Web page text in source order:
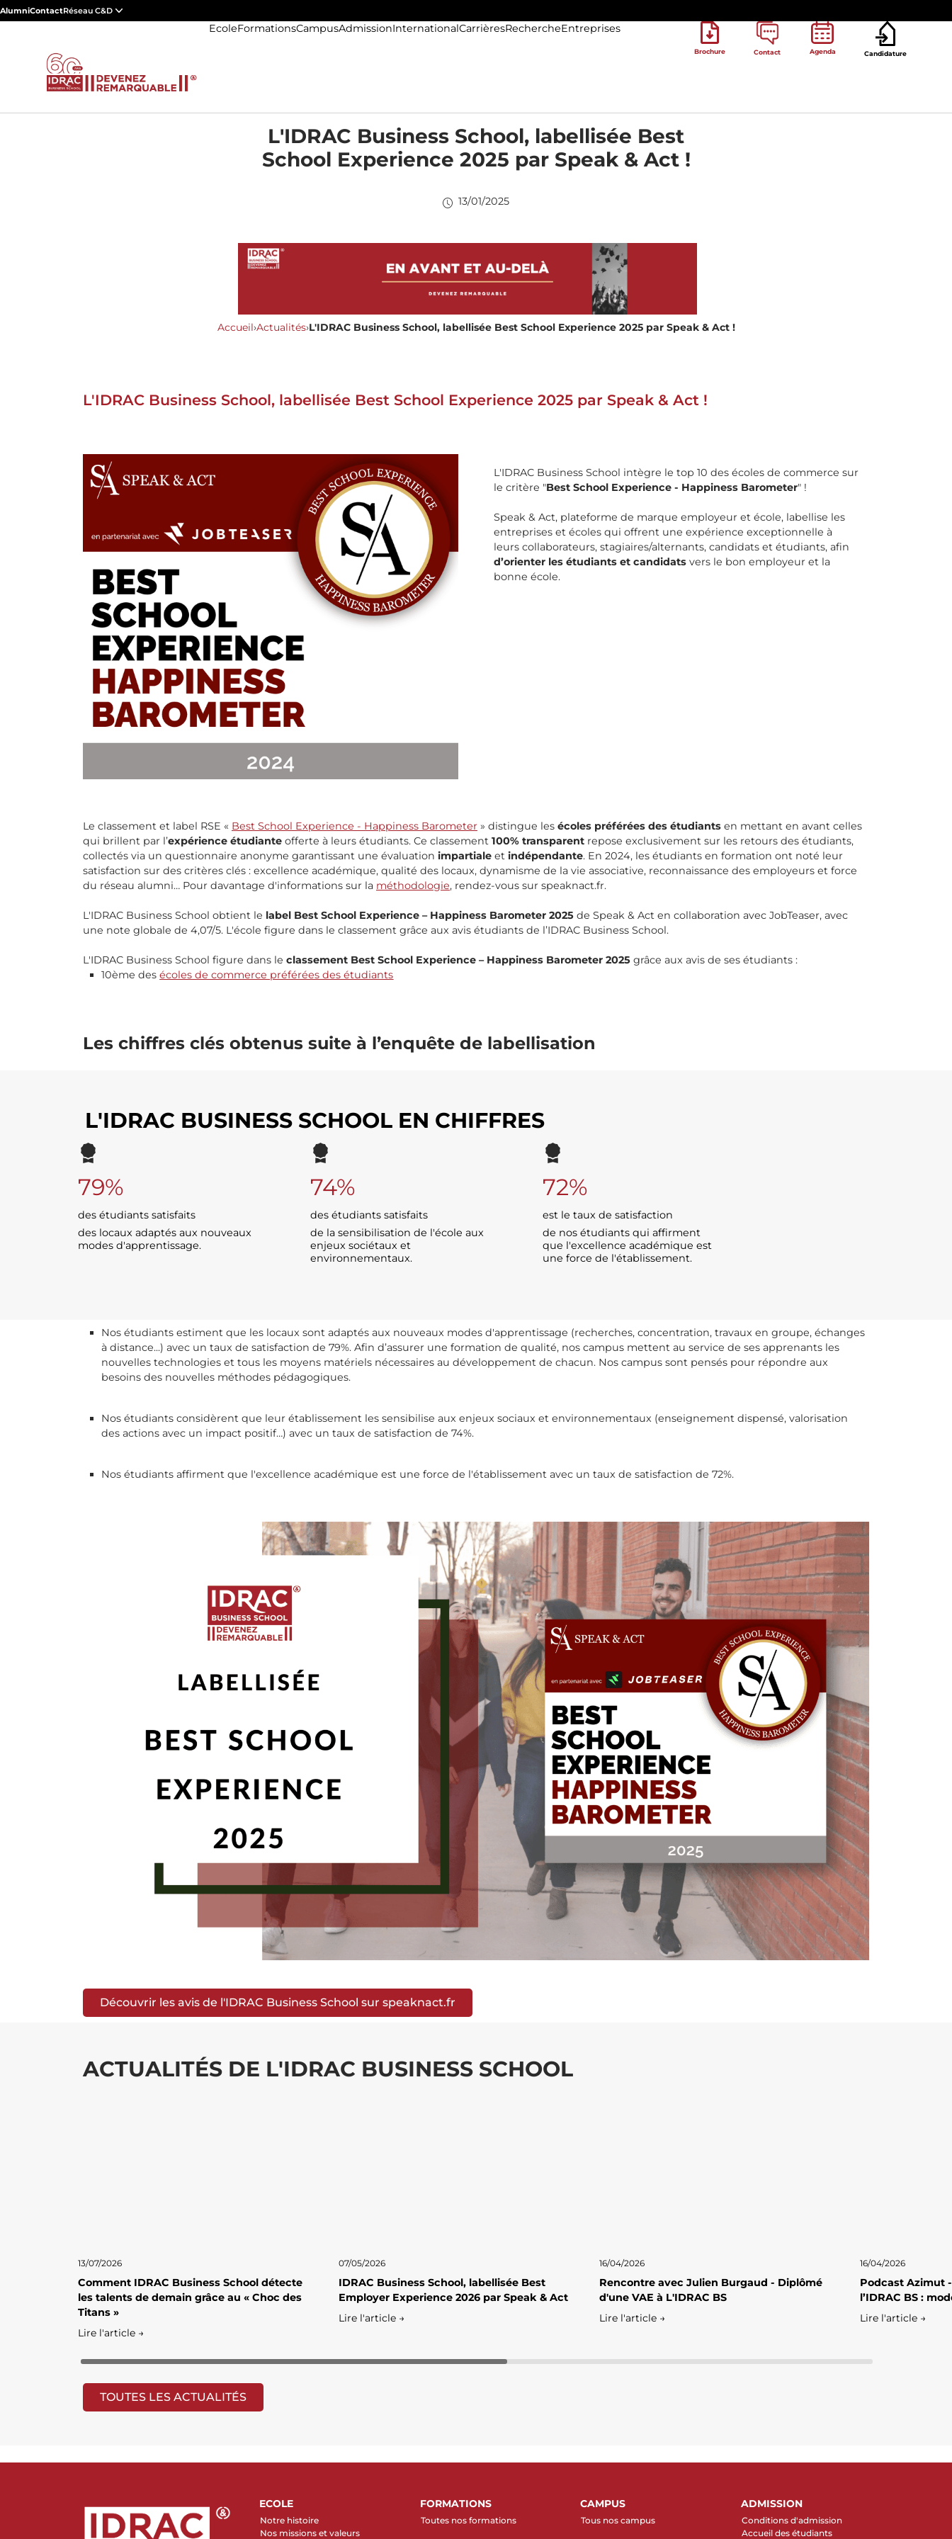
AlumniContactRéseau C&D
EcoleFormationsCampusAdmissionInternationalCarrièresRechercheEntreprises
Brochure Contact Agenda Candidature
L'IDRAC Business School, labellisée Best
School Experience 2025 par Speak & Act !
13/01/2025
Accueil›Actualités›L'IDRAC Business School, labellisée Best School Experience 2025 par Speak & Act !
L'IDRAC Business School, labellisée Best School Experience 2025 par Speak & Act !
L'IDRAC Business School intègre le top 10 des écoles de commerce sur
le critère "Best School Experience - Happiness Barometer" !
Speak & Act, plateforme de marque employeur et école, labellise les
entreprises et écoles qui offrent une expérience exceptionnelle à
leurs collaborateurs, stagiaires/alternants, candidats et étudiants, afin
d’orienter les étudiants et candidats vers le bon employeur et la
bonne école.
Le classement et label RSE « Best School Experience - Happiness Barometer » distingue les écoles préférées des étudiants en mettant en avant celles
qui brillent par l’expérience étudiante offerte à leurs étudiants. Ce classement 100% transparent repose exclusivement sur les retours des étudiants,
collectés via un questionnaire anonyme garantissant une évaluation impartiale et indépendante. En 2024, les étudiants en formation ont noté leur
satisfaction sur des critères clés : excellence académique, qualité des locaux, dynamisme de la vie associative, reconnaissance des employeurs et force
du réseau alumni… Pour davantage d'informations sur la méthodologie, rendez-vous sur speaknact.fr.
L'IDRAC Business School obtient le label Best School Experience – Happiness Barometer 2025 de Speak & Act en collaboration avec JobTeaser, avec
une note globale de 4,07/5. L'école figure dans le classement grâce aux avis étudiants de l’IDRAC Business School.
L'IDRAC Business School figure dans le classement Best School Experience – Happiness Barometer 2025 grâce aux avis de ses étudiants :
10ème desécoles de commerce préférées des étudiants
Les chiffres clés obtenus suite à l’enquête de labellisation
L'IDRAC BUSINESS SCHOOL EN CHIFFRES
79%
des étudiants satisfaits
des locaux adaptés aux nouveaux
modes d'apprentissage.
74%
des étudiants satisfaits
de la sensibilisation de l'école aux
enjeux sociétaux et
environnementaux.
72%
est le taux de satisfaction
de nos étudiants qui affirment
que l'excellence académique est
une force de l'établissement.
Nos étudiants estiment que les locaux sont adaptés aux nouveaux modes d'apprentissage (recherches, concentration, travaux en groupe, échanges
à distance...) avec un taux de satisfaction de 79%. Afin d’assurer une formation de qualité, nos campus mettent au service de ses apprenants les
nouvelles technologies et tous les moyens matériels nécessaires au développement de chacun. Nos campus sont pensés pour répondre aux
besoins des nouvelles méthodes pédagogiques.
Nos étudiants considèrent que leur établissement les sensibilise aux enjeux sociaux et environnementaux (enseignement dispensé, valorisation
des actions avec un impact positif…) avec un taux de satisfaction de 74%.
Nos étudiants affirment que l'excellence académique est une force de l'établissement avec un taux de satisfaction de 72%.
Découvrir les avis de l'IDRAC Business School sur speaknact.fr
ACTUALITÉS DE L'IDRAC BUSINESS SCHOOL
13/07/2026
Comment IDRAC Business School détecte
les talents de demain grâce au « Choc des
Titans »
Lire l'article →
07/05/2026
IDRAC Business School, labellisée Best
Employer Experience 2026 par Speak & Act
Lire l'article →
16/04/2026
Rencontre avec Julien Burgaud - Diplômé
d'une VAE à L'IDRAC BS
Lire l'article →
16/04/2026
Podcast Azimut
l’IDRAC BS :
Lire l'article →
TOUTES LES ACTUALITÉS
ECOLE
Notre histoire
Nos missions et valeurs
FORMATIONS
Toutes nos formations
CAMPUS
Tous nos campus
ADMISSION
Conditions d'admission
Accueil des étudiants